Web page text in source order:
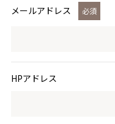
メールアドレス 必須
HPアドレス